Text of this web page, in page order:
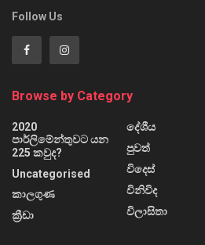
Follow Us
Browse by Category
2020
පාර්ලිමේන්තුවට යන
225 කවුද?
Uncategorised
කාලගුණ
ක්‍රීඩා
දේශීය
පුවත්
විදෙස්
විනිවිද
විලාසිතා